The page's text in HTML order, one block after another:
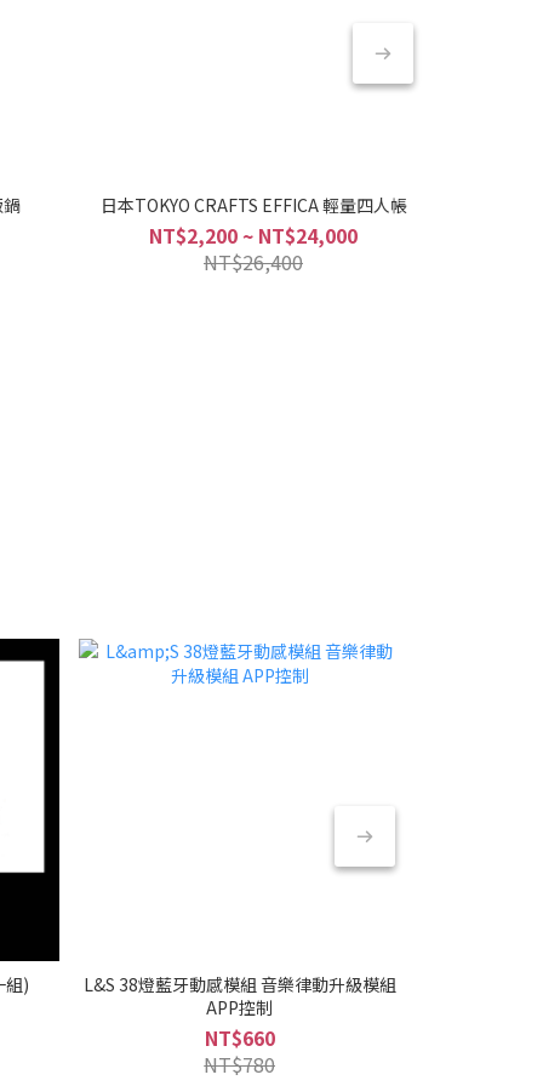
日本TOKYO CRAFTS EFFICA 輕量四人帳
NT$2,200 ~ NT$24,000
NT$26,400
組)
L&S 38燈藍牙動感模組 音樂律動升級模組
APP控制
NT$660
NT$780